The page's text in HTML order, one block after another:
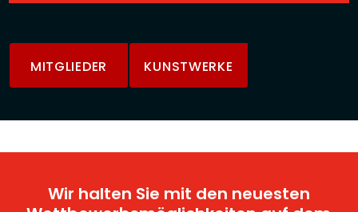
MITGLIEDER KUNSTWERKE
Wir halten Sie mit den neuesten